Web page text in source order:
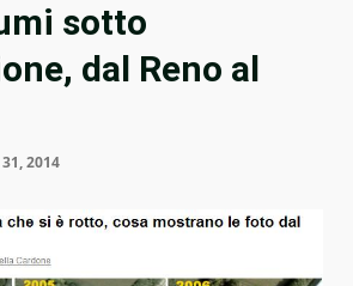
sotto
dal Reno al
2014